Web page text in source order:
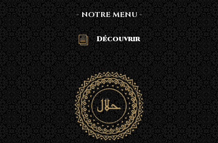
-NOTRE MENU-
Découvrir